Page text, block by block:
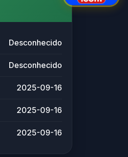
Desconhecido
Desconhecido
2025-09-16
2025-09-16
2025-09-16